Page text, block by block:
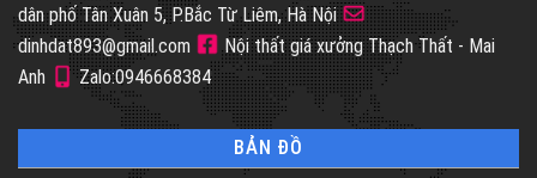
dân phố Tân Xuân 5, P.Bắc Từ Liêm, Hà Nội
dinhdat893@gmail.com
Nội thất giá xưởng Thạch Thất - Mai
Anh
Zalo:0946668384
BẢN ĐỒ